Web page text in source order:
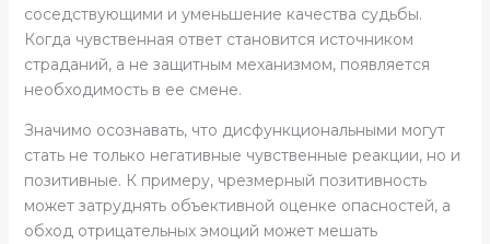
соседствующими и уменьшение качества судьбы.
Когда чувственная ответ становится источником
страданий, а не защитным механизмом, появляется
необходимость в ее смене.
Значимо осознавать, что дисфункциональными могут
стать не только негативные чувственные реакции, но и
позитивные. К примеру, чрезмерный позитивность
может затруднять объективной оценке опасностей, а
обход отрицательных эмоций может мешать